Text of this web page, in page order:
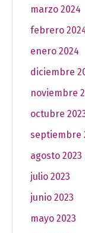
marzo 2024
febrero
enero 2024
diciembre
noviembre
octubre
septiembre
agosto 2023
julio 2023
junio 2023
mayo 2023